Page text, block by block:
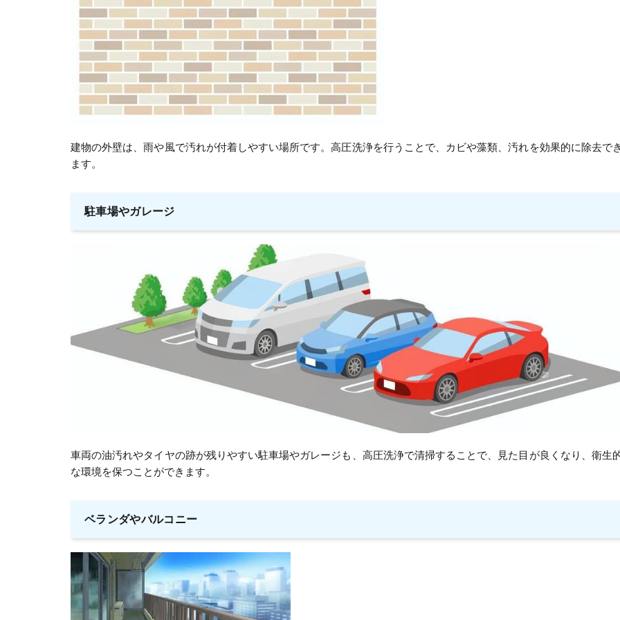
建物の外壁は、雨や風で汚れが付着しやすい場所です。高圧洗浄を行うことで、カビや藻類、汚れを効果的に除去で
ます。
駐車場やガレージ
車両の油汚れやタイヤの跡が残りやすい駐車場やガレージも、高圧洗浄で清掃することで、見た目が良くなり、衛生
な環境を保つことができます。
ベランダやバルコニー